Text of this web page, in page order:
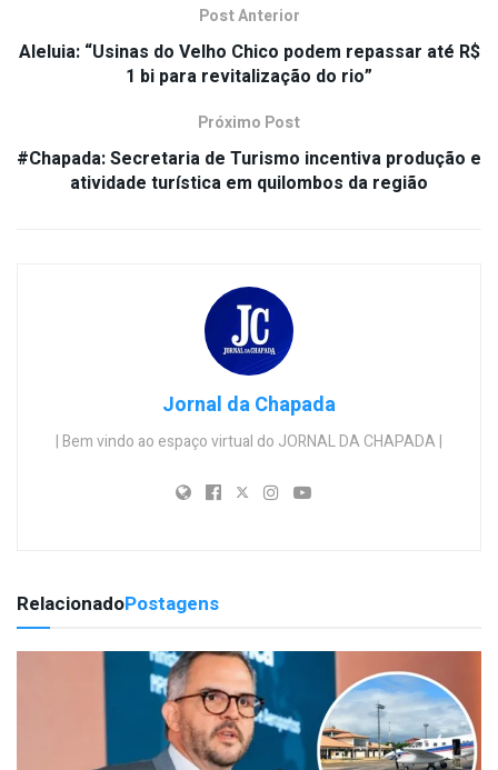
Post Anterior
Aleluia: “Usinas do Velho Chico podem repassar até R$
1 bi para revitalização do rio”
Próximo Post
#Chapada: Secretaria de Turismo incentiva produção e
atividade turística em quilombos da região
Jornal da Chapada
| Bem vindo ao espaço virtual do JORNAL DA CHAPADA |
RelacionadoPostagens